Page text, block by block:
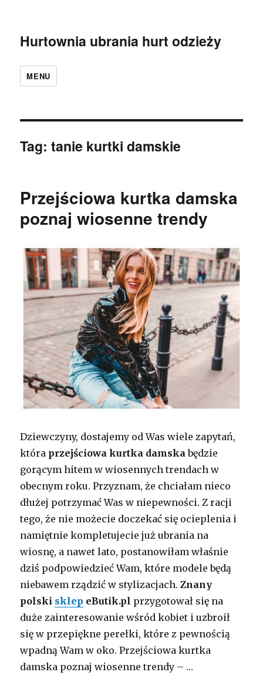
Hurtownia ubrania hurt odzieży
MENU
Tag:tanie kurtki damskie
Przejściowa kurtka damska
poznaj wiosenne trendy
Dziewczyny, dostajemy od Was wiele zapytań,
która przejściowa kurtka damska będzie
gorącym hitem w wiosennych trendach w
obecnym roku. Przyznam, że chciałam nieco
dłużej potrzymać Was w niepewności. Z racji
tego, że nie możecie doczekać się ocieplenia i
namiętnie kompletujecie już ubrania na
wiosnę, a nawet lato, postanowiłam właśnie
dziś podpowiedzieć Wam, które modele będą
niebawem rządzić w stylizacjach.Znany
polski sklep eButik.pl przygotował się na
duże zainteresowanie wśród kobiet i uzbroił
się w przepiękne perełki, które z pewnością
wpadną Wam w oko. Przejściowa kurtka
damska poznaj wiosenne trendy – …